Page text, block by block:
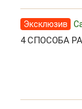
Эксклюзив
4 СПОСОБА